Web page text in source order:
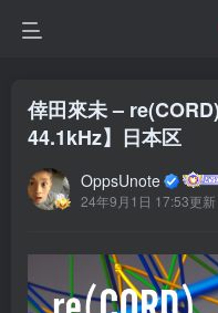
倖田來未 –
44.1kHz】日本区
OppsUnote
24年9月1日 17:53更新